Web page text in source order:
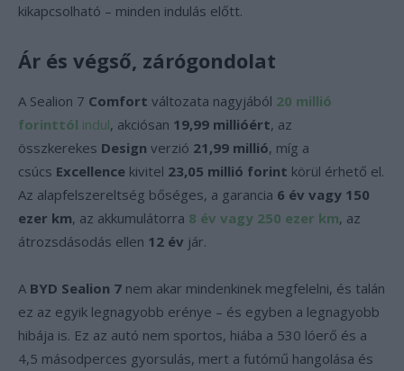
kikapcsolható – minden indulás előtt.
Ár és végső, zárógondolat
A Sealion 7 Comfort változata nagyjából 20 millió
forinttól indul, akciósan 19,99 millióért, az
összkerekes Design verzió 21,99 millió, míg a
csúcs Excellence kivitel 23,05 millió forint körül érhető el.
Az alapfelszereltség bőséges, a garancia 6 év vagy 150
ezer km, az akkumulátorra 8 év vagy 250 ezer km, az
átrozsdásodás ellen 12 év jár.
A BYD Sealion 7 nem akar mindenkinek megfelelni, és talán
ez az egyik legnagyobb erénye – és egyben a legnagyobb
hibája is. Ez az autó nem sportos, hiába a 530 lóerő és a
4,5 másodperces gyorsulás, mert a futómű hangolása és